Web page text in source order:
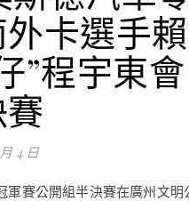
卡選手賴
”程宇東會
4 日
軍賽公開組半決賽在廣州文明